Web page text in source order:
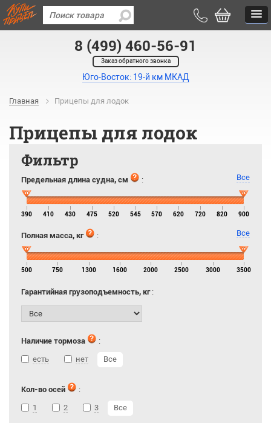
8 (499) 460-56-91
Заказ обратного звонка
Юго-Восток: 19-й км МКАД
Главная Прицепы для лодок
Прицепы для лодок
Фильтр
Предельная длина судна, см : Все
390 410 430 475 520 545 570 620 720 820 900
Полная масса, кг : Все
500 750 1300 1600 2000 2500 3000 3500
Гарантийная грузоподъемность, кг:
Наличие тормоза
:
есть
нет Все
Кол-во осей
:
1
2 3 Все